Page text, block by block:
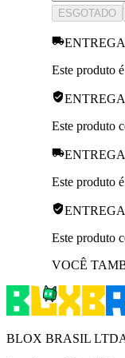
ESGOTADO
Este produto
Este produto
Este produto
Este produto
VOCÊ
BLOX BRASIL